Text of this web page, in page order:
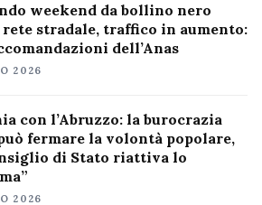
weekend da bollino nero
rete stradale, traffico in aumento:
dell’Anas
2026
con l’Abruzzo: la burocrazia
fermare la volontà popolare,
di Stato riattiva lo
2026